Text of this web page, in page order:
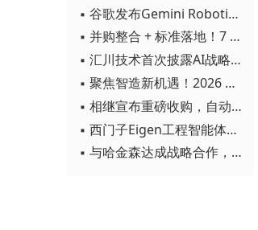
▪ 谷歌发布Gemini Robotics 2模型 实现人形机器人全身智能控制突破
▪ 并购整合 + 标准落地！7 月工业自动化产业动态速递
▪ 汇川技术首次披露AI战略进展：从两个方面推动“AI业务化”落地
▪ 聚焦智造新机遇！2026 青岛数字化及智能制造技术论坛圆满落幕
▪ 相继宣布重磅收购，自动化巨头新一轮并购潮剑指何方？
▪ 西门子Eigen工程智能体落地中国，工业AI跨越物理世界“确定性”拐点
▪ 与哈金森达成战略合作，乐聚机器人何以持续获得工业巨头青睐？